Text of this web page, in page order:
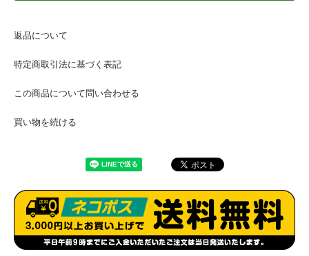
返品について
特定商取引法に基づく表記
この商品について問い合わせる
買い物を続ける